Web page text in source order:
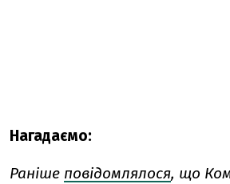
Нагадаємо:
Раніше повідомлялося, що